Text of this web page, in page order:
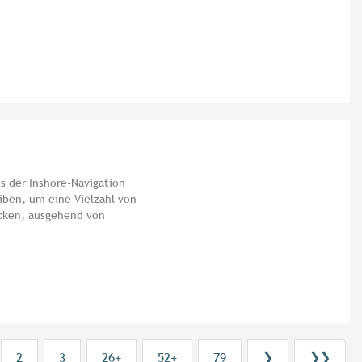
der Inshore-Navigation
um eine Vielzahl von
ausgehend von
2 3 26+ 52+ 79 ❯ ❯❯